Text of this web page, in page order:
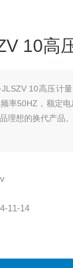
10高
JLSZV 10高压计
率50HZ，额定
理想的换代产品。
11-14